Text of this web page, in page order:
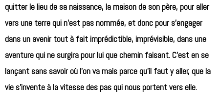
quitter le lieu de sa naissance, la maison de son père, pour aller
vers une terre qui n’est pas nommée, et donc pour s’engager
dans un avenir tout à fait imprédictible, imprévisible, dans une
aventure qui ne surgira pour lui que chemin faisant. C’est en se
lançant sans savoir où l’on va mais parce qu’il faut y aller, que la
vie s’invente à la vitesse des pas qui nous portent vers elle.